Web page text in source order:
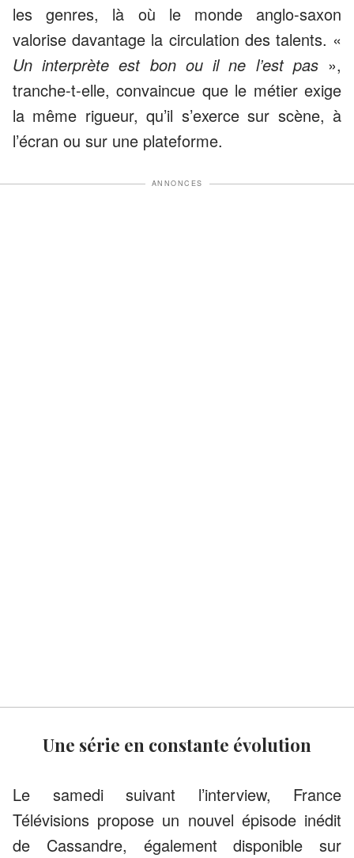
les genres, là où le monde anglo-saxon
valorise davantage la circulation des talents. «
Un interprète est bon ou il ne l’est pas»,
tranche-t-elle, convaincue que le métier exige
la même rigueur, qu’il s’exerce sur scène, à
l’écran ou sur une plateforme.
ANNONCES
Une série en constante évolution
Le samedi suivant l’interview, France
Télévisions propose un nouvel épisode inédit
de Cassandre, également disponible sur